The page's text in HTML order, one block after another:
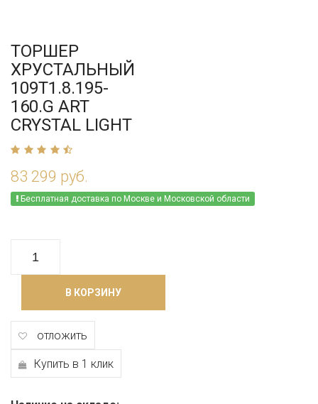
ТОРШЕР
ХРУСТАЛЬНЫЙ
109T1.8.195-
160.G ART
CRYSTAL LIGHT
83 299 руб.
Бесплатная доставка по Москве и Московской области
В КОРЗИНУ
отложить
Купить в 1 клик